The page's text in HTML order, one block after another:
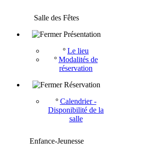
Salle des Fêtes
Présentation
º Le lieu
º Modalités de
réservation
Réservation
º Calendrier -
Disponibilité de la
salle
Enfance-Jeunesse